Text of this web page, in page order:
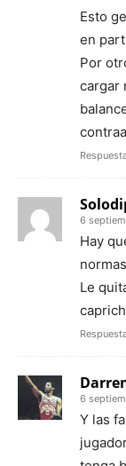
Esto
en
Por
cargar
6
Hay
Le
6
Y las